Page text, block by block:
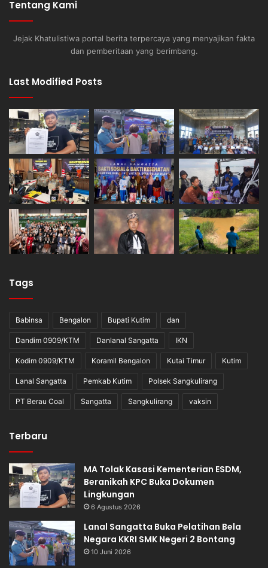
Tentang Kami
Jejak Khatulistiwa portal berita terpercaya yang menyajikan fakta
dan pemberitaan yang berimbang.
Last Modified Posts
Tags
Babinsa Bengalon Bupati Kutim dan
Dandim 0909/KTM Danlanal Sangatta IKN
Kodim 0909/KTM Koramil Bengalon Kutai Timur Kutim
Lanal Sangatta Pemkab Kutim Polsek Sangkulirang
PT Berau Coal Sangatta Sangkulirang vaksin
Terbaru
MA Tolak Kasasi Kementerian ESDM,
Beranikah KPC Buka Dokumen
Lingkungan
6 Agustus 2026
Lanal Sangatta Buka Pelatihan Bela
Negara KKRI SMK Negeri 2 Bontang
10 Juni 2026